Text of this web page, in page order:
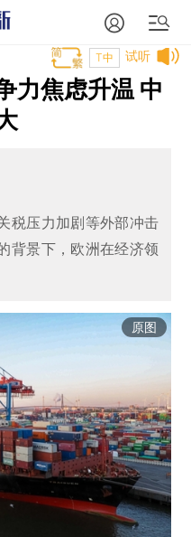
试听
T中
力焦虑升温 中
税压力加剧等外部冲击
背景下，欧洲在经济领
原图